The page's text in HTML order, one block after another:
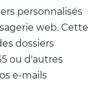
personnalisés
web. Cette
dossiers
ou d'autres
e-mails